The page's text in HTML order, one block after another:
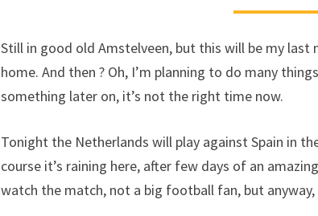
Still in good old Amstelveen, but this will be my last
home. And then ? Oh, I’m planning to do many
something later on, it’s not the right time now.
Tonight the Netherlands will play against Spain in
course it’s raining here, after few days of an
watch the match, not a big football fan, but